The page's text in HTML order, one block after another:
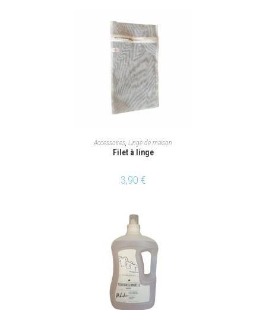
AJOUTER AU PANIER
Accessoires, Linge de maison
Filet à linge
3,90 €